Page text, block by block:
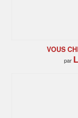
VOUS
par